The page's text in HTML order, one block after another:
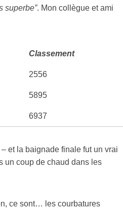
superbe”. Mon collègue et ami
Classement
2556
5895
6937
et la baignade finale fut un vrai
un coup de chaud dans les
ce sont… les courbatures